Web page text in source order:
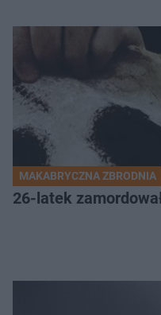
MAKABRYCZNA ZBRODNIA
26-latek